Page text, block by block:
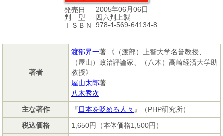
発売日
2005年06月06日
判 型
四六判上製
ＩＳＢＮ
978-4-569-64134-8
著者
渡部昇一著 《（渡部）上智大学名誉教授、
（屋山）政治評論家、（八木）高崎経済大学助
教授》
屋山太郎著
八木秀次
主な著作
『日本を貶める人々 』（PHP研究所）
税込価格
1,650円（本体価格1,500円）